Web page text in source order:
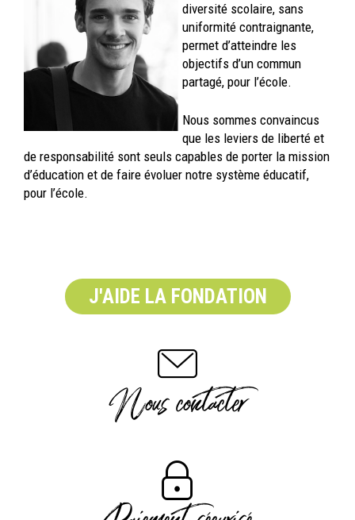
diversité scolaire, sans
uniformité contraignante,
permet d’atteindre les
objectifs d’un commun
partagé, pour l’école.
Nous sommes convaincus
que les leviers de liberté et
de responsabilité sont seuls capables de porter la mission
d’éducation et de faire évoluer notre système éducatif,
pour l’école.
J'AIDE LA FONDATION
Nous contacter